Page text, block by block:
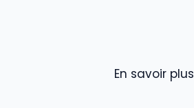
En savoir plus